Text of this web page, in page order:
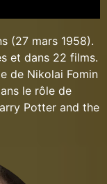
(27 mars 1958).
et dans 22 films.
de Nikolai Fomin
le rôle de
Potter and the